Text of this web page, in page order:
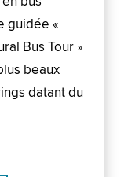
guidée «
Bus Tour »
beaux
datant du